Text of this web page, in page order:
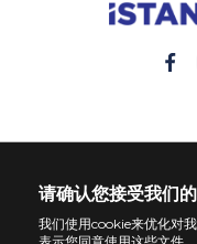
请确认您接受我们
我们使用cookie来优化对